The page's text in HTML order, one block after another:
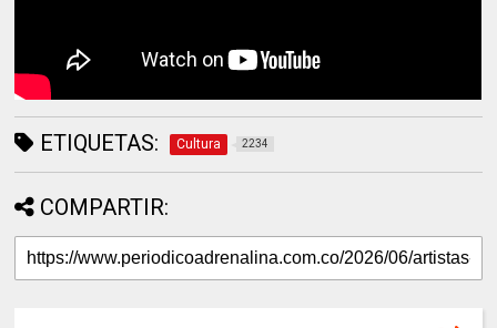
ETIQUETAS: Cultura 2234
COMPARTIR: